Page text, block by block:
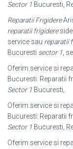
Sector 1 Bucuresti,
Reparatii Frigidere
reparatii frigidere
service sau reparatii
Bucuresti sector 1,
Oferim service si
Bucuresti: Reparatii
Sector 1 Bucuresti,
Oferim service si
Bucuresti: Reparatii
Sector 1 Bucuresti,
Oferim service si